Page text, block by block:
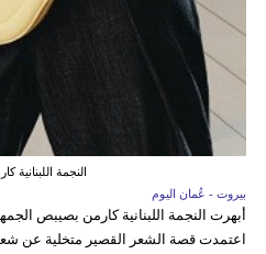
النجمة اللبنانية
بيروت - عُمان اليوم
أبهرت النجمة اللبنانية كارمن بصيبص
اعتمدت قصة الشعر القصير متخلية عن